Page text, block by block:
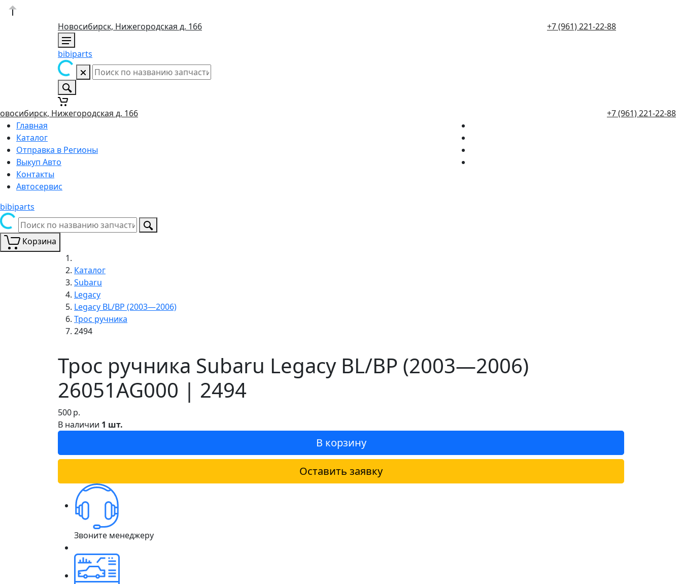
Новосибирск, Нижегородская д. 166 +7 (961) 221-22-88
bibiparts
Нижегородская д. 166
+7 (961) 221-22-88
Главная
Каталог
Отправка в Регионы
Выкуп Авто
Контакты
Автосервис
bibiparts
Корзина
Каталог
Subaru
Legacy
Legacy BL/BP (2003—2006)
Трос ручника
2494
Трос ручника Subaru Legacy BL/BP (2003—2006)
26051AG000 | 2494
500р.
В наличии 1 шт.
В корзину
Оставить заявку
Звоните менеджеру